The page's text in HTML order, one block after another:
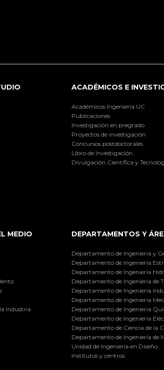
ACADÉMICOS E
Académicos Ingeniería UC
Publicaciones
Investigación en pregrado
Proyectos de investigación
Concursos postdoctorales
Libro de Investigación
Divulgación Científica y
MEDIO
Industria
DEPARTAMENTOS Y
Departamento de Ingeniería y
Departamento de Ingeniería
Departamento de Ingeniería
Departamento de Ingeniería de
Departamento de Ingeniería
Departamento de Ingeniería
Departamento de Ingeniería
Departamento de Ingeniería
Departamento de Ciencia de la
Departamento de Ingeniería de
Unidad de Ingeniería en Diseño
Institutos y centros